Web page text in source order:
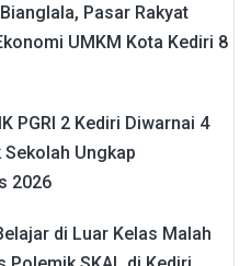
Pasar Rakyat
UMKM Kota Kediri 8
PGRI 2 Kediri Diwarnai 4
Ungkap
2026
di Luar Kelas Malah